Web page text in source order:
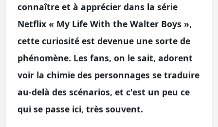
connaître et à apprécier dans la série
Netflix « My Life With the Walter Boys »,
cette curiosité est devenue une sorte de
phénomène. Les fans, on le sait, adorent
voir la chimie des personnages se traduire
au-delà des scénarios, et c'est un peu ce
qui se passe ici, très souvent.